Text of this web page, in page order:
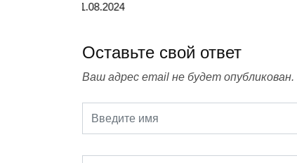
11.08.2024
Оставьте свой ответ
Ваш адрес email не будет опубликован.